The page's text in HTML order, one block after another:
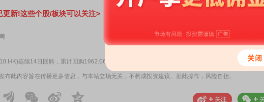
更新!这些个股/板块可以关注>
连续14日回购，累计回购1962.06万股
布此内容旨在传播更多信息，与本站立场无关，不构成投资建议。据此操作，风险自担。